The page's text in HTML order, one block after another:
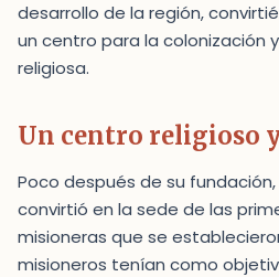
desarrollo de la región,
un centro para la colonización
religiosa.
Un centro religioso
Poco después de su
convirtió en la sede de las
misioneras que se
misioneros tenían como